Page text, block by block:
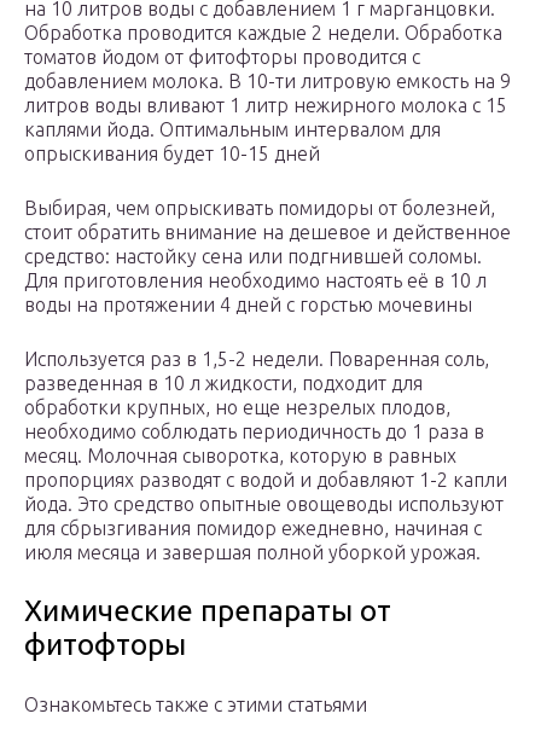
на 10 литров воды с добавлением 1 г марганцовки.
Обработка проводится каждые 2 недели. Обработка
томатов йодом от фитофторы проводится с
добавлением молока. В 10-ти литровую емкость на 9
литров воды вливают 1 литр нежирного молока с 15
каплями йода. Оптимальным интервалом для
опрыскивания будет 10-15 дней
Выбирая, чем опрыскивать помидоры от болезней,
стоит обратить внимание на дешевое и действенное
средство: настойку сена или подгнившей соломы.
Для приготовления необходимо настоять её в 10 л
воды на протяжении 4 дней с горстью мочевины
Используется раз в 1,5-2 недели. Поваренная соль,
разведенная в 10 л жидкости, подходит для
обработки крупных, но еще незрелых плодов,
необходимо соблюдать периодичность до 1 раза в
месяц. Молочная сыворотка, которую в равных
пропорциях разводят с водой и добавляют 1-2 капли
йода. Это средство опытные овощеводы используют
для сбрызгивания помидор ежедневно, начиная с
июля месяца и завершая полной уборкой урожая.
Химические препараты от
фитофторы
Ознакомьтесь также с этими статьями